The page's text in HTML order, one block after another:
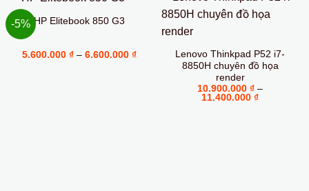
-5% HP Elitebook 850 G3
5.600.000 ₫ – 6.600.000 ₫Khoảng
Lenovo Thinkpad P52 i7-
8850H chuyên đồ họa
render
10.900.000 ₫ –
11.400.000 ₫Khoảng